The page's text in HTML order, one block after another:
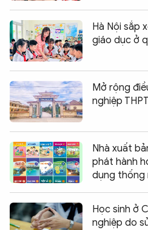
Hà Nội sắp
giáo dục ở
Mở rộng
nghiệp
Nhà xuất
phát hành
dụng thống
Học sinh ở
nghiệp do